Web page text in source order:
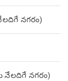
నగరం)
నేలదిగే నగరం)